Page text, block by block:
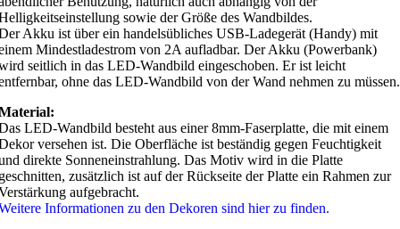
sowie der Größe des Wandbildes.
Akku ist über ein handelsübliches USB-Ladegerät (Handy) mit
Mindestladestrom von 2A aufladbar. Der Akku (Powerbank)
seitlich in das LED-Wandbild eingeschoben. Er ist leicht
ohne das LED-Wandbild von der Wand nehmen zu müssen.
LED-Wandbild besteht aus einer 8mm-Faserplatte, die mit einem
versehen ist. Die Oberfläche ist beständig gegen Feuchtigkeit
direkte Sonneneinstrahlung. Das Motiv wird in die Platte
zusätzlich ist auf der Rückseite der Platte ein Rahmen zur
aufgebracht.
Informationen zu den Dekoren sind hier zu finden.